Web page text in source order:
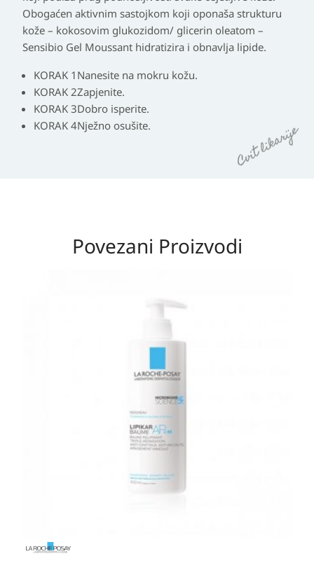
Obogaćen aktivnim sastojkom koji oponaša strukturu
kože – kokosovim glukozidom/ glicerin oleatom –
Sensibio Gel Moussant hidratizira i obnavlja lipide.
KORAK 1 Nanesite na mokru kožu.
KORAK 2Zapjenite.
KORAK 3Dobro isperite.
KORAK 4Nježno osušite.
Povezani Proizvodi